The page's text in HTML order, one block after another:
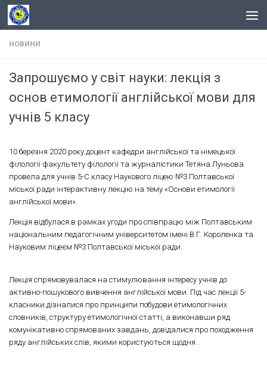
Skip to content
НОВИНИ
Запрошуємо у світ науки: лекція з
основ етимології англійської мови для
учнів 5 класу
10 березня 2020 року доцент кафедри англійської та німецької
філології факультету філології та журналістики Тетяна Луньова
провела для учнів 5-С класу Наукового ліцею №3 Полтавської
міської ради інтерактивну лекцію на тему «Основи етимології
англійської мови».
Лекція відбулася в рамках угоди про співпрацю між Полтавським
національним педагогічним університетом імені В.Г. Короленка та
Науковим ліцеєм №3 Полтавської міської ради.
Лекція спрямовувалася на стимулювання інтересу учнів до
активно-пошукового вивчення англійської мови. Під час лекції 5-
класники дізналися про принципи побудови етимологічних
словників, структуру етимологічної статті, а виконавши ряд
комунікативно спрямованих завдань, довідалися про походження
ряду англійських слів, якими користуються щодня .